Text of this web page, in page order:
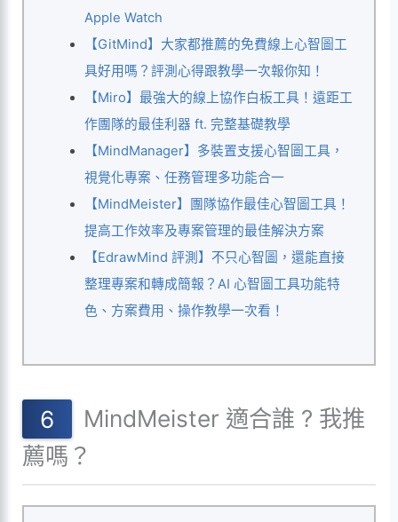
Apple Watch
【GitMind】大家都推薦的免費線上心智圖工
具好用嗎？評測心得跟教學一次報你知！
【Miro】最強大的線上協作白板工具！遠距工
作團隊的最佳利器 ft. 完整基礎教學
【MindManager】多裝置支援心智圖工具，
視覺化專案、任務管理多功能合一
【MindMeister】團隊協作最佳心智圖工具！
提高工作效率及專案管理的最佳解決方案
【EdrawMind 評測】不只心智圖，還能直接
整理專案和轉成簡報？AI 心智圖工具功能特
色、方案費用、操作教學一次看！
MindMeister 適合誰 ? 我推
薦嗎？